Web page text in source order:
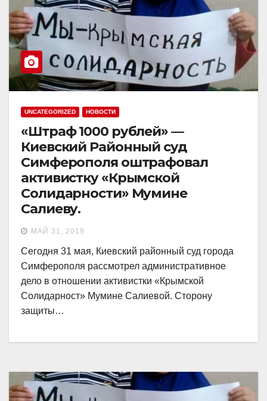
UNCATEGORIZED НОВОСТИ
«Штраф 1000 рублей» —
Киевский Районный суд
Симферополя оштрафовал
активистку «Крымской
Солидарности» Мумине
Салиеву.
МАЙ 31, 2019
Сегодня 31 мая, Киевский районный суд города
Симферополя рассмотрел административное
дело в отношении активистки «Крымской
Солидарност» Мумине Салиевой. Сторону
защиты…